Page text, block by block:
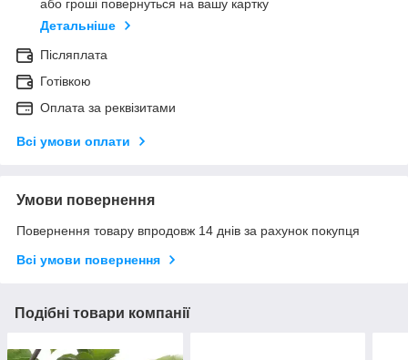
або гроші повернуться на вашу картку
Детальніше
Післяплата
Готівкою
Оплата за реквізитами
Всі умови оплати
Умови повернення
Повернення товару впродовж 14 днів за рахунок покупця
Всі умови повернення
Подібні товари компанії